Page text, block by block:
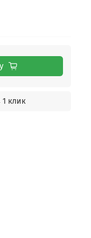
1 клик